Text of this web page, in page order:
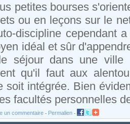
petites bourses
ou en leçons sur le
discipline cependant
idéal et sûr
séjour dans une ville
qu'il faut aux
soit intégrée. Bien
facultés personnelles
un commentaire - Permalien -